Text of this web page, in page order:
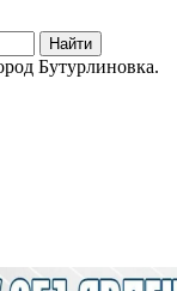
Найти
Бутурлиновка.